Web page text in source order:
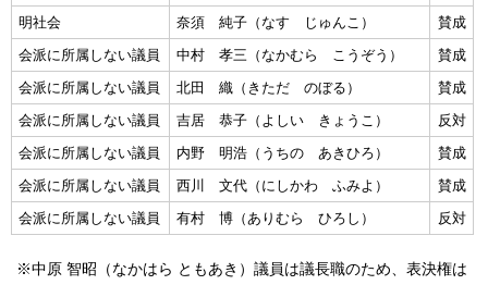
明社会
奈須 純子（なす じゅんこ）
賛成
会派に所属しない議員
中村 孝三（なかむら こうぞう）
賛成
会派に所属しない議員
北田 織（きただ のぼる）
賛成
会派に所属しない議員
吉居 恭子（よしい きょうこ）
反対
会派に所属しない議員
内野 明浩（うちの あきひろ）
賛成
会派に所属しない議員
西川 文代（にしかわ ふみよ）
賛成
会派に所属しない議員
有村 博（ありむら ひろし） 反対
※中原 智昭（なかはら ともあき）議員は議長職のため、表決権は